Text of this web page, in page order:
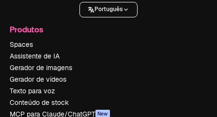
Português
Produtos
Spaces
Assistente de IA
Gerador de imagens
Gerador de vídeos
Texto para voz
Conteúdo de stock
MCP para Claude/ChatGPT New